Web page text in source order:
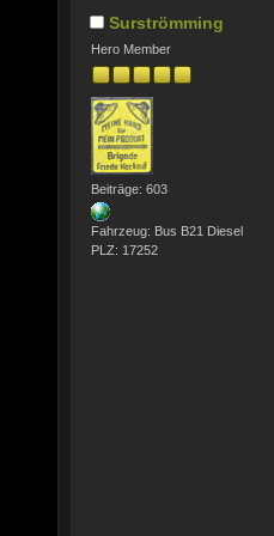
Surströmming
Hero Member
Beiträge: 603
Fahrzeug: Bus B21 Diesel
PLZ: 17252